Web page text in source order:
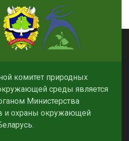
комитет природных
среды является
Министерства
и охраны окружающей